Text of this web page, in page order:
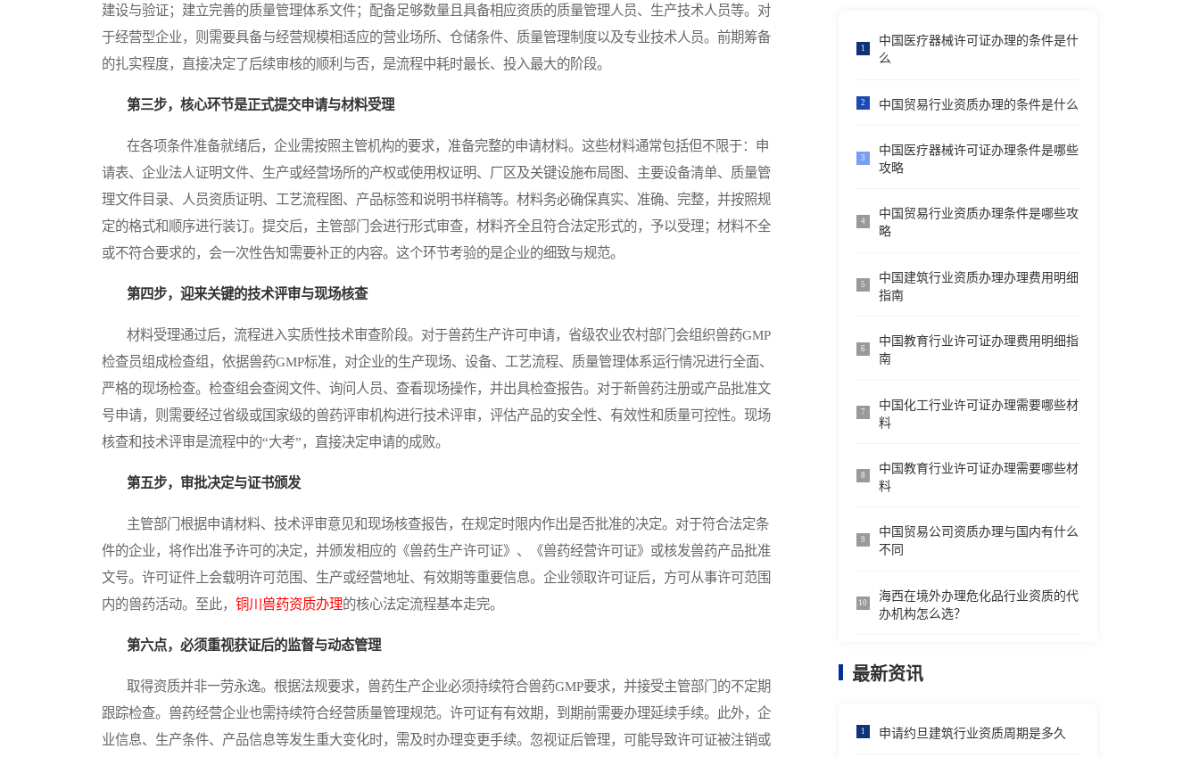
建设与验证；建立完善的质量管理体系文件；配备足够数量且具备相应资质的质量管理人员、生产技术人员等。对
于经营型企业，则需要具备与经营规模相适应的营业场所、仓储条件、质量管理制度以及专业技术人员。前期筹备
的扎实程度，直接决定了后续审核的顺利与否，是流程中耗时最长、投入最大的阶段。
第三步，核心环节是正式提交申请与材料受理
在各项条件准备就绪后，企业需按照主管机构的要求，准备完整的申请材料。这些材料通常包括但不限于：申
请表、企业法人证明文件、生产或经营场所的产权或使用权证明、厂区及关键设施布局图、主要设备清单、质量管
理文件目录、人员资质证明、工艺流程图、产品标签和说明书样稿等。材料务必确保真实、准确、完整，并按照规
定的格式和顺序进行装订。提交后，主管部门会进行形式审查，材料齐全且符合法定形式的，予以受理；材料不全
或不符合要求的，会一次性告知需要补正的内容。这个环节考验的是企业的细致与规范。
第四步，迎来关键的技术评审与现场核查
材料受理通过后，流程进入实质性技术审查阶段。对于兽药生产许可申请，省级农业农村部门会组织兽药GMP
检查员组成检查组，依据兽药GMP标准，对企业的生产现场、设备、工艺流程、质量管理体系运行情况进行全面、
严格的现场检查。检查组会查阅文件、询问人员、查看现场操作，并出具检查报告。对于新兽药注册或产品批准文
号申请，则需要经过省级或国家级的兽药评审机构进行技术评审，评估产品的安全性、有效性和质量可控性。现场
核查和技术评审是流程中的“大考”，直接决定申请的成败。
第五步，审批决定与证书颁发
主管部门根据申请材料、技术评审意见和现场核查报告，在规定时限内作出是否批准的决定。对于符合法定条
件的企业，将作出准予许可的决定，并颁发相应的《兽药生产许可证》、《兽药经营许可证》或核发兽药产品批准
文号。许可证件上会载明许可范围、生产或经营地址、有效期等重要信息。企业领取许可证后，方可从事许可范围
内的兽药活动。至此， 铜川兽药资质办理的核心法定流程基本走完。
第六点，必须重视获证后的监督与动态管理
取得资质并非一劳永逸。根据法规要求，兽药生产企业必须持续符合兽药GMP要求，并接受主管部门的不定期
跟踪检查。兽药经营企业也需持续符合经营质量管理规范。许可证有有效期，到期前需要办理延续手续。此外，企
业信息、生产条件、产品信息等发生重大变化时，需及时办理变更手续。忽视证后管理，可能导致许可证被注销或
1
中国医疗器械许可证办理的条件是什
么
2 中国贸易行业资质办理的条件是什么
3
中国医疗器械许可证办理条件是哪些
攻略
4
中国贸易行业资质办理条件是哪些攻
略
5
中国建筑行业资质办理办理费用明细
指南
6
中国教育行业许可证办理费用明细指
南
7
中国化工行业许可证办理需要哪些材
料
8
中国教育行业许可证办理需要哪些材
料
9
中国贸易公司资质办理与国内有什么
不同
10
海西在境外办理危化品行业资质的代
办机构怎么选？
最新资讯
1 申请约旦建筑行业资质周期是多久